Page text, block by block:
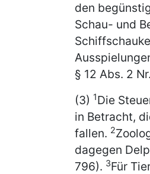
den
Schau- und
§ 12 Abs. 2
(3) 1Die
in Betracht,
fallen. 2
dagegen
796). 3Für